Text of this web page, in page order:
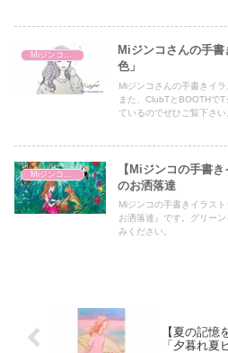
Miジンコさんの手
色」
Miジンコさんの手書きイ
また、ClubTとBOOTHでT
ているのでぜひご覧下さい
【Miジンコの手書
のお洒落達
Miジンコの手書きイラス
お洒落達』です。グリー
みください。
【夏の記憶
「夕暮れ夏